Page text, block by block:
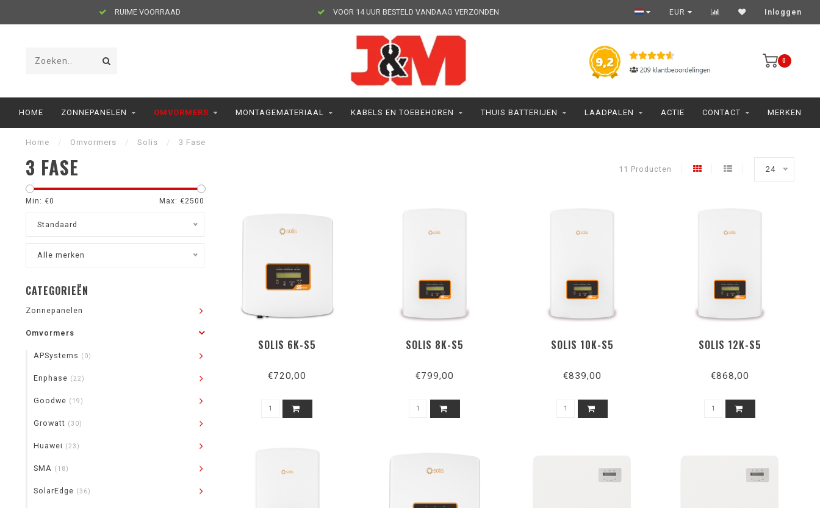
RUIME VOORRAAD VOOR 14 UUR BESTELD VANDAAG VERZONDEN EUR Inloggen
0
HOME ZONNEPANELEN OMVORMERS MONTAGEMATERIAAL KABELS EN TOEBEHOREN THUIS BATTERIJEN LAADPALEN ACTIE CONTACT MERKEN
Home / Omvormers / Solis / 3 Fase
3 FASE 11 Producten 24
Min: €0 Max: €2500
Standaard
Alle merken
CATEGORIEËN
Zonnepanelen
Omvormers
APSystems (0)
Enphase (22)
Goodwe (19)
Growatt (30)
Huawei (23)
SMA (18)
SolarEdge (36)
SOLIS 6K-S5
€720,00
SOLIS 8K-S5
€799,00
SOLIS 10K-S5
€839,00
SOLIS 12K-S5
€868,00